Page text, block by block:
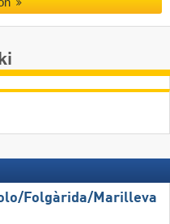
​Folgàrida/​Marilleva